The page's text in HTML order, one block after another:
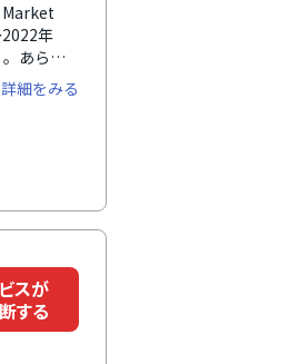
年
あらゆ
を加速さ
、人的
い直感
年9月
わせた
きた事
詳細をみる
スが
する